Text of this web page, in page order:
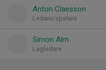
Anton Claesson
Ledare/spelare
Simon Alm
Lagledare